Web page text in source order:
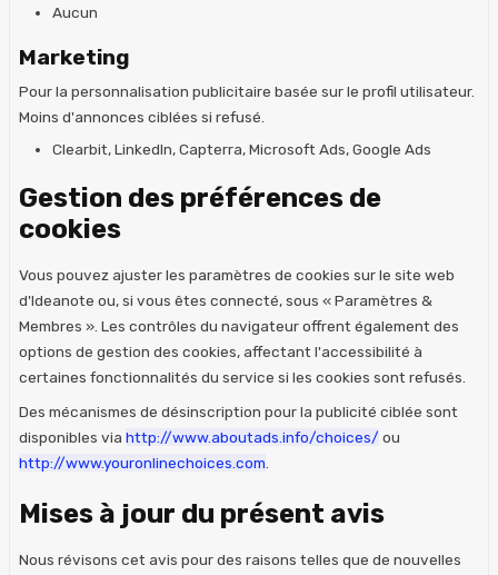
Aucun
Marketing
Pour la personnalisation publicitaire basée sur le profil utilisateur.
Moins d'annonces ciblées si refusé.
Clearbit, LinkedIn, Capterra, Microsoft Ads, Google Ads
Gestion des préférences de
cookies
Vous pouvez ajuster les paramètres de cookies sur le site web
d'Ideanote ou, si vous êtes connecté, sous « Paramètres &
Membres ». Les contrôles du navigateur offrent également des
options de gestion des cookies, affectant l'accessibilité à
certaines fonctionnalités du service si les cookies sont refusés.
Des mécanismes de désinscription pour la publicité ciblée sont
disponibles via http://www.aboutads.info/choices/ ou
http://www.youronlinechoices.com
Mises à jour du présent avis
Nous révisons cet avis pour des raisons telles que de nouvelles